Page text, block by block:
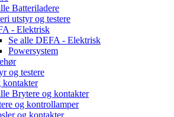
Batteriladere
utstyr og testere
- Elektrisk
Se alle DEFA - Elektrisk
Powersystem
og testere
kontakter
Brytere og kontakter
og kontrollamper
og kontakter